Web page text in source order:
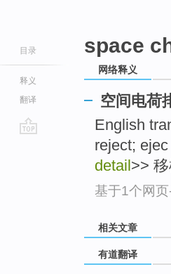
目录
释义
翻译
space
网络释义
空间电荷
English
reject;
detail >>
基于1个网页
相关文章
有道翻译